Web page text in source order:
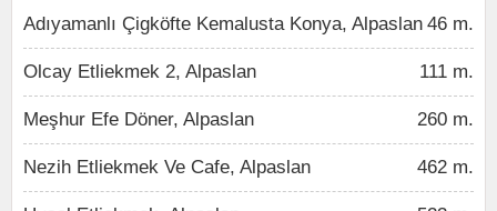
Adıyamanlı Çigköfte Kemalusta Konya, Alpaslan 46 m.
Olcay Etliekmek 2, Alpaslan 111 m.
Meşhur Efe Döner, Alpaslan 260 m.
Nezih Etliekmek Ve Cafe, Alpaslan 462 m.